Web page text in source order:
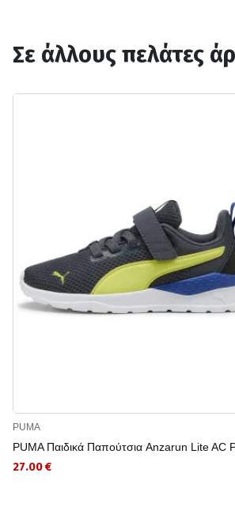
Σε άλλους πελάτες
PUMA
PUMA Παιδικά Παπούτσια Anzarun Lite AC
27.00 €